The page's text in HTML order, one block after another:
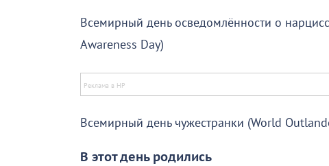
Всемирный день осведомлённости о
Awareness Day)
Всемирный день чужестранки (World
В этот день родились